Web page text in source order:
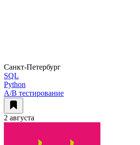
Санкт-Петербург
SQL
Python
A/B тестирование
2 августа